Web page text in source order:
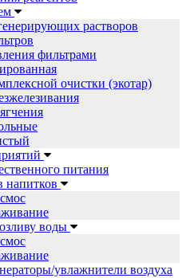
растворов
фильтрами
очистки (экотар)
питания
напитков
воды
увлажнители воздуха